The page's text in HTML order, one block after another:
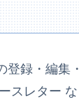
録・編集
スレター